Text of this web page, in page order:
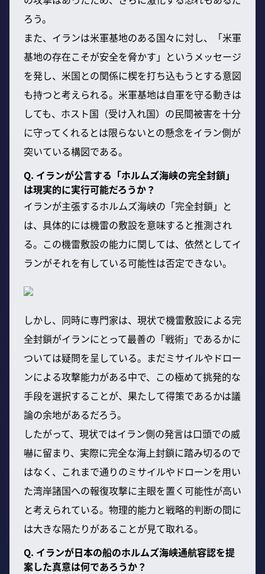
ろう。
また、イランは米軍基地のある国々に対し、「米軍
基地の存在こそが安全を脅かす」というメッセージ
を発し、米国との関係に楔を打ち込もうとする意図
も持つと考えられる。米軍基地は自軍を守る動きは
しても、ホスト国（受け入れ国）の民間被害を十分
に守ってくれるとは限らないとの懸念をイラン側が
突いている構図である。
Q. イランが公言する「ホルムズ海峡の完全封鎖」
は現実的に実行可能だろうか？
イランが主張するホルムズ海峡の「完全封鎖」と
は、具体的には機雷の敷設を意味すると推測され
る。この機雷敷設の能力に関しては、依然としてイ
ランがそれを有している可能性は否定できない。
しかし、同時に専門家は、現状で機雷敷設による完
全封鎖がイランにとって最善の「戦術」であるかに
ついては疑問を呈している。まだミサイルやドロー
ンによる攻撃能力がある中で、この極めて挑発的な
手段を選択することが、果たして得策であるかは議
論の余地があるだろう。
したがって、現状ではイラン側の発言は口頭での威
嚇に留まり、実際に完全な海上封鎖に踏み切るので
はなく、これまで通りのミサイルやドローンを用い
た湾岸諸国への報復攻撃に主眼を置く可能性が高い
と考えられている。物理的能力と戦略的判断の間に
は大きな隔たりがあることが見て取れる。
Q. イランが日本の船のホルムズ海峡通航容認を提
案した真意は何であろうか？